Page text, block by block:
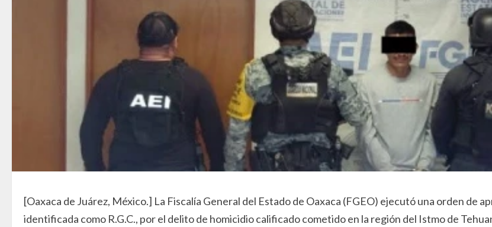
[Oaxaca de Juárez, México.] La Fiscalía General del Estado de Oaxaca (FGEO) ejecutó una orden de
identificada como R.G.C., por el delito de homicidio calificado cometido en la región del Istmo de